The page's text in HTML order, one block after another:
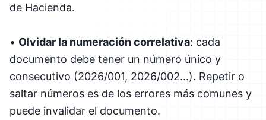
de Hacienda.
• Olvidar la numeración correlativa: cada
documento debe tener un número único y
consecutivo (2026/001, 2026/002...). Repetir o
saltar números es de los errores más comunes y
puede invalidar el documento.